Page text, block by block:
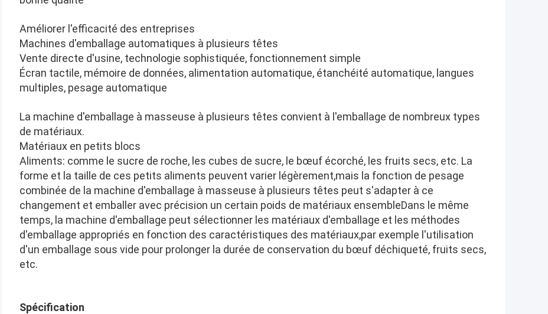
Améliorer l'efficacité des entreprises
Machines d'emballage automatiques à plusieurs têtes
Vente directe d'usine, technologie sophistiquée, fonctionnement simple
Écran tactile, mémoire de données, alimentation automatique, étanchéité automatique, langues
multiples, pesage automatique
La machine d'emballage à masseuse à plusieurs têtes convient à l'emballage de nombreux types
de matériaux.
Matériaux en petits blocs
Aliments: comme le sucre de roche, les cubes de sucre, le bœuf écorché, les fruits secs, etc. La
forme et la taille de ces petits aliments peuvent varier légèrement,mais la fonction de pesage
combinée de la machine d'emballage à masseuse à plusieurs têtes peut s'adapter à ce
changement et emballer avec précision un certain poids de matériaux ensembleDans le même
temps, la machine d'emballage peut sélectionner les matériaux d'emballage et les méthodes
d'emballage appropriés en fonction des caractéristiques des matériaux,par exemple l'utilisation
d'un emballage sous vide pour prolonger la durée de conservation du bœuf déchiqueté, fruits secs,
etc.
Spécification